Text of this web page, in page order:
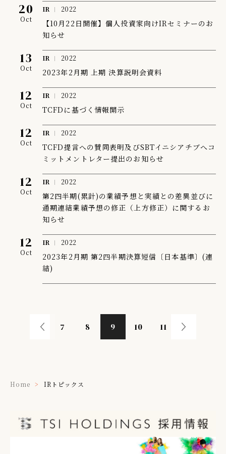
20
Oct
IR 2022
【10月22日開催】個人投資家向けIRセミナーのお
知らせ
13
Oct
IR 2022
2023年2月期 上期 決算説明会資料
12
Oct
IR 2022
TCFDに基づく情報開示
12
Oct
IR 2022
TCFD提言への賛同表明及びSBTイニシアチブへコ
ミットメントレター提出のお知らせ
12
Oct
IR 2022
第2四半期(累計)の業績予想と実績との差異並びに
通期連結業績予想の修正（上方修正）に関するお
知らせ
12
Oct
IR 2022
2023年2月期 第2四半期決算短信〔日本基準〕(連
結)
7 8 9 10 11
Home IRトピックス